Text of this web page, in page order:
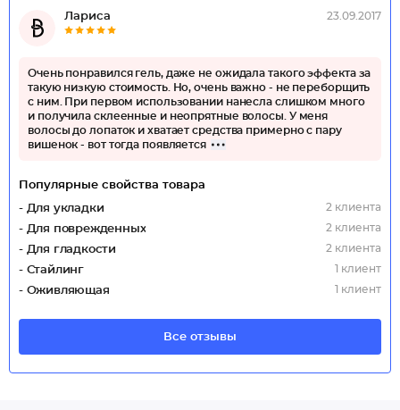
Лариса 23.09.2017
Очень понравился гель, даже не ожидала такого эффекта за
такую низкую стоимость. Но, очень важно - не переборщить
с ним. При первом использовании нанесла слишком много
и получила склеенные и неопрятные волосы. У меня
волосы до лопаток и хватает средства примерно с пару
вишенок - вот тогда появляется
Популярные свойства товара
- Для укладки
2 клиента
- Для поврежденных 2 клиента
- Для гладкости 2 клиента
- Стайлинг 1 клиент
- Оживляющая 1 клиент
Все отзывы